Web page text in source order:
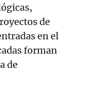
de
en el
forman
de